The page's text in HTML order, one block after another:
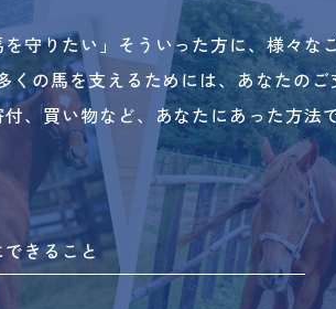
守りたい」そういった方に、様々な
くの馬を支えるためには、あなたのご
、買い物など、あなたにあった方法
きること